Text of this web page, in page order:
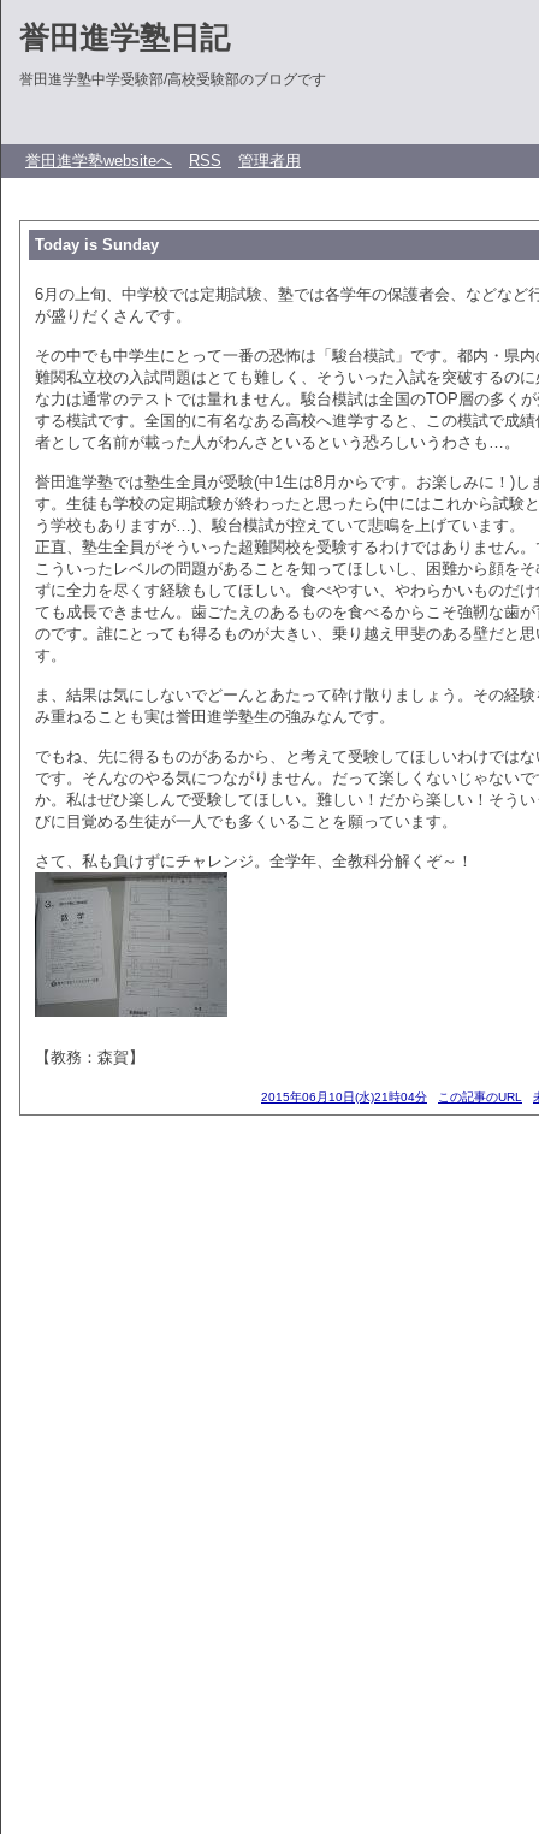
誉田進学塾日記
誉田進学塾中学受験部/高校受験部のブログです
誉田進学塾websiteへ RSS 管理者用
Today is Sunday
6月の上旬、中学校では定期試験、塾では各学年の保護者会、などなど
が盛りだくさんです。
その中でも中学生にとって一番の恐怖は「駿台模試」です。都内・県内
難関私立校の入試問題はとても難しく、そういった入試を突破するのに
な力は通常のテストでは量れません。駿台模試は全国のTOP層の多く
する模試です。全国的に有名なある高校へ進学すると、この模試で成績
者として名前が載った人がわんさといるという恐ろしいうわさも…。
誉田進学塾では塾生全員が受験(中1生は8月からです。お楽しみに！)し
す。生徒も学校の定期試験が終わったと思ったら(中にはこれから試験
う学校もありますが…)、駿台模試が控えていて悲鳴を上げています。
正直、塾生全員がそういった超難関校を受験するわけではありません。
こういったレベルの問題があることを知ってほしいし、困難から顔をそ
ずに全力を尽くす経験もしてほしい。食べやすい、やわらかいものだけ
ても成長できません。歯ごたえのあるものを食べるからこそ強靭な歯が
のです。誰にとっても得るものが大きい、乗り越え甲斐のある壁だと思
す。
ま、結果は気にしないでどーんとあたって砕け散りましょう。その経験
み重ねることも実は誉田進学塾生の強みなんです。
でもね、先に得るものがあるから、と考えて受験してほしいわけではな
です。そんなのやる気につながりません。だって楽しくないじゃないで
か。私はぜひ楽しんで受験してほしい。難しい！だから楽しい！そうい
びに目覚める生徒が一人でも多くいることを願っています。
さて、私も負けずにチャレンジ。全学年、全教科分解くぞ～！
【教務：森賀】
2015年06月10日(水)21時04分 この記事のURL